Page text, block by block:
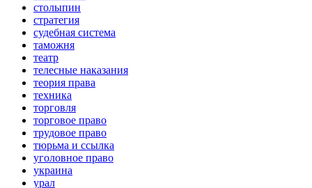
столыпин
стратегия
судебная система
таможня
театр
телесные наказания
теория права
техника
торговля
торговое право
трудовое право
тюрьма и ссылка
уголовное право
украина
урал